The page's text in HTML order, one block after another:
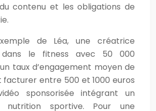
contenu et les obligations de
de Léa, une créatrice
dans le fitness avec 50 000
taux d’engagement moyen de
facturer entre 500 et 1000 euros
sponsorisée intégrant un
nutrition sportive. Pour une